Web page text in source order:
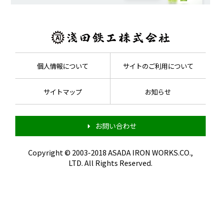
個人情報について サイトのご利用について
サイトマップ お知らせ
お問い合わせ
Copyright © 2003-2018 ASADA IRON WORKS.CO.,
LTD. All Rights Reserved.